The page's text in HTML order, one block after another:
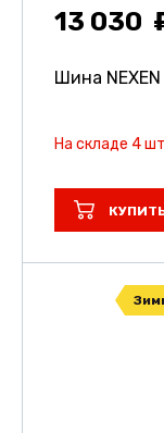
13 030
Шина NEXEN
На складе 4